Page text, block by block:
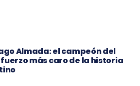
Almada: el campeón del
más caro de la historia